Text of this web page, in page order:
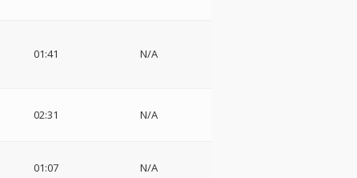
01:41 N/A
02:31 N/A
01:07 N/A